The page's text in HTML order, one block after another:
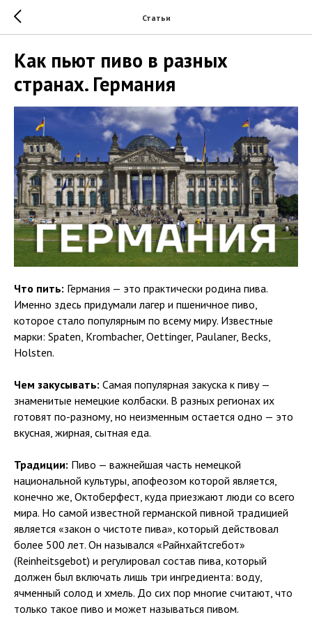
Статьи
Как пьют пиво в разных
странах. Германия
Что пить: Германия — это практически родина пива.
Именно здесь придумали лагер и пшеничное пиво,
которое стало популярным по всему миру. Известные
марки: Spaten, Krombacher, Oettinger, Paulaner, Becks,
Holsten.
Чем закусывать: Самая популярная закуска к пиву —
знаменитые немецкие колбаски. В разных регионах их
готовят по-разному, но неизменным остается одно — это
вкусная, жирная, сытная еда.
Традиции: Пиво — важнейшая часть немецкой
национальной культуры, апофеозом которой является,
конечно же, Октоберфест, куда приезжают люди со всего
мира. Но самой известной германской пивной традицией
является «закон о чистоте пива», который действовал
более 500 лет. Он назывался «Райнхайтсгебот»
(Reinheitsgebot) и регулировал состав пива, который
должен был включать лишь три ингредиента: воду,
ячменный солод и хмель. До сих пор многие считают, что
только такое пиво и может называться пивом.